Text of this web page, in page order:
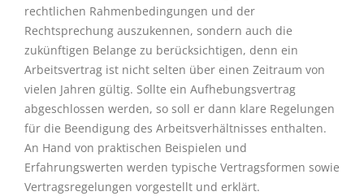
rechtlichen Rahmenbedingungen und der
Rechtsprechung auszukennen, sondern auch die
zukünftigen Belange zu berücksichtigen, denn ein
Arbeitsvertrag ist nicht selten über einen Zeitraum von
vielen Jahren gültig. Sollte ein Aufhebungsvertrag
abgeschlossen werden, so soll er dann klare Regelungen
für die Beendigung des Arbeitsverhältnisses enthalten.
An Hand von praktischen Beispielen und
Erfahrungswerten werden typische Vertragsformen sowie
Vertragsregelungen vorgestellt und erklärt.